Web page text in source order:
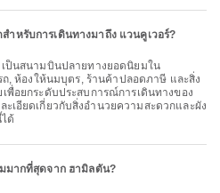
หรับการเดินทางมาถึง แวนคูเวอร์?
เป็นสนามบินปลายทางยอดนิยมใน
, ห้องให้นมบุตร, ร้านค้าปลอดภาษี และสิ่ง
พื่อยกระดับประสบการณ์การเดินทางของ
เอียดเกี่ยวกับสิ่งอำนวยความสะดวกและผัง
ด้
มากที่สุดจาก ฮามิลตัน?